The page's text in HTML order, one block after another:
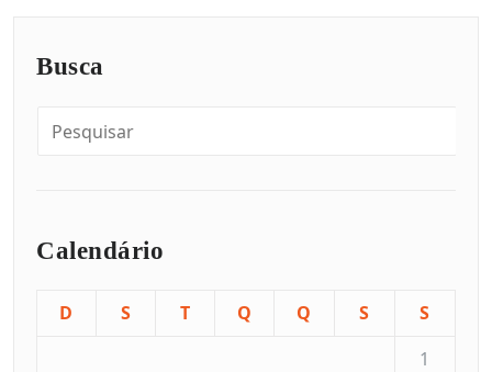
Busca
Calendário
D S T Q Q S
S
1